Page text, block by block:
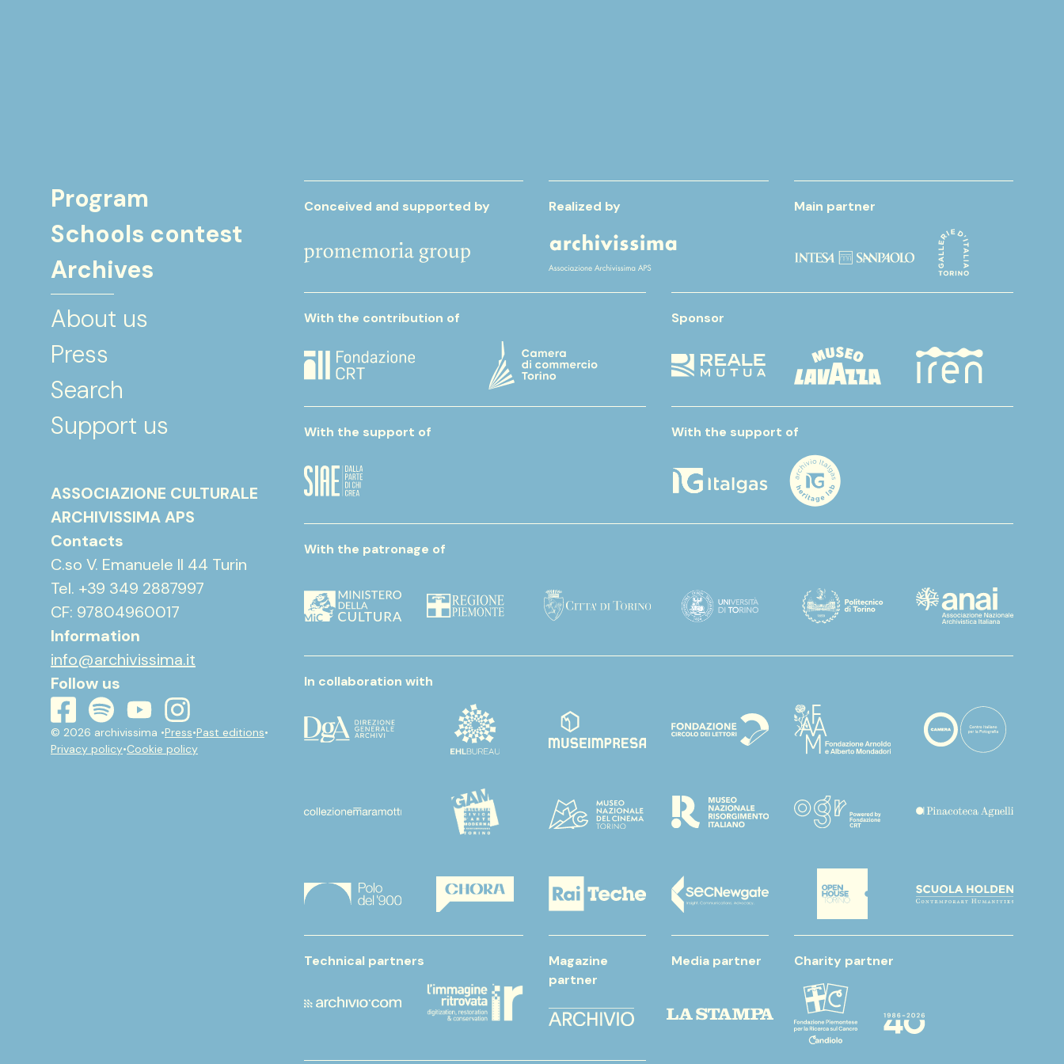
Program
Schools contest
Archives
About us
Press
Search
Support us
ASSOCIAZIONE CULTURALE
ARCHIVISSIMA APS
Contacts
C.so V. Emanuele II 44 Turin
Tel. +39 349 2887997
CF: 97804960017
Information
info@archivissima.it
Follow us
facebook
spotifyyoutubeinstagram
© 2026 archivissima •Press•Past editions•
Privacy policy•Cookie policy
Conceived and supported by Realized by Main partner
With the contribution of Sponsor
With the support of With the support of
With the patronage of
In collaboration with
Technical partners
Magazine
partner
Media partner Charity partner